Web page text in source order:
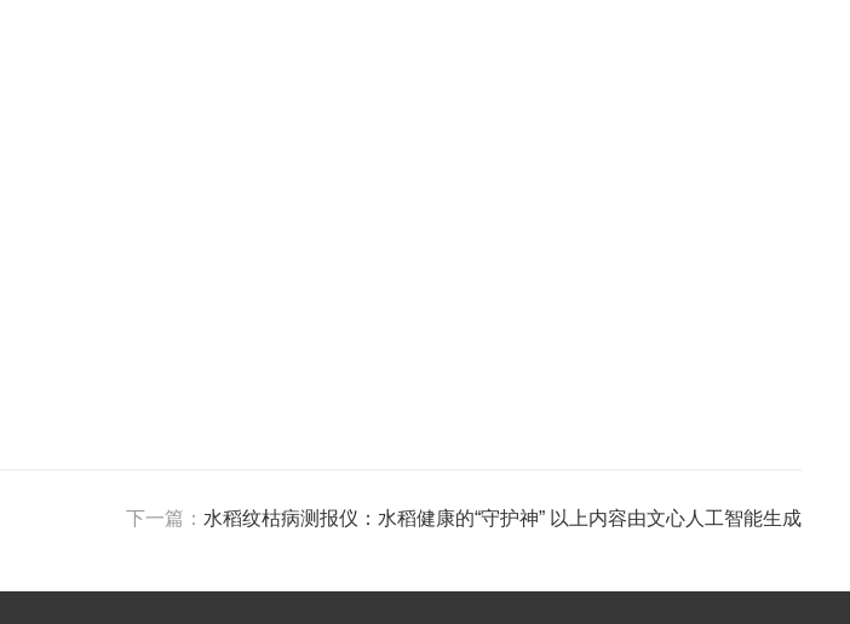
下一篇： 水稻纹枯病测报仪：水稻健康的“守护神” 以上内容由文心人工智能生成